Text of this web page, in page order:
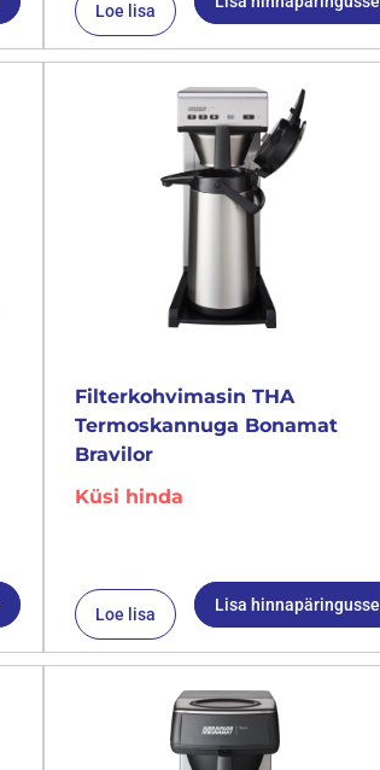
Loe lisa
Filterkohvimasin THA
Termoskannuga Bonamat
Bravilor
Küsi hinda
Loe lisa Lisa hinnapäringusse